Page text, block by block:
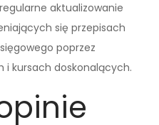
aktualizowanie
się przepisach
poprzez
i kursach doskonalących.